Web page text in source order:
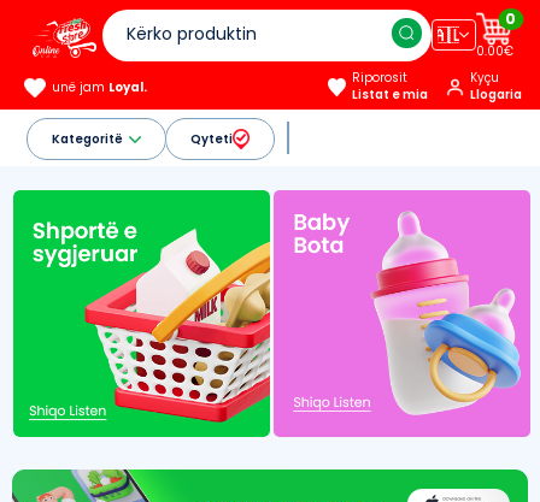
🇦🇱
0
0.00€
unë jam Loyal.
Riporosit
Listat e mia
Kyçu
Llogaria
Kategoritë Qyteti